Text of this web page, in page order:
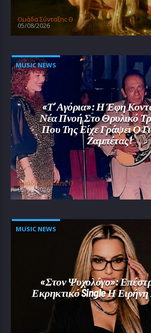
Oμάδα Σύνταξης Θ
05/08/2026
MUSIC NEWS
«Τ’ Αγόρια»: Η Έφη
Νέα Πνοή Στο Θρυλικό
Που Της Είχε Γράψει Ο
Ζαμπέτας!
Oμάδα Σύνταξης Θ
05/08/2026
MUSIC NEWS
«Στον Ψυχολόγο»:
Εκρηκτικό Single Η Ειρήνη